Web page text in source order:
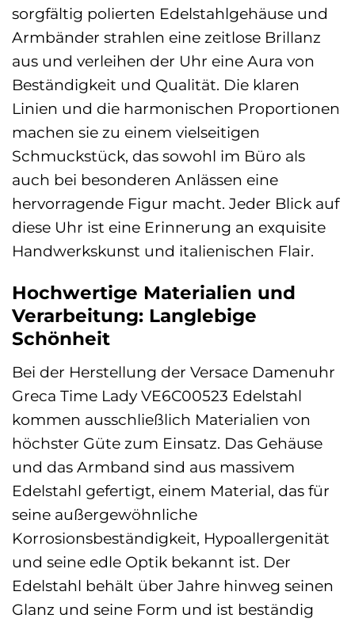
sorgfältig polierten Edelstahlgehäuse und
Armbänder strahlen eine zeitlose Brillanz
aus und verleihen der Uhr eine Aura von
Beständigkeit und Qualität. Die klaren
Linien und die harmonischen Proportionen
machen sie zu einem vielseitigen
Schmuckstück, das sowohl im Büro als
auch bei besonderen Anlässen eine
hervorragende Figur macht. Jeder Blick auf
diese Uhr ist eine Erinnerung an exquisite
Handwerkskunst und italienischen Flair.
Hochwertige Materialien und
Verarbeitung: Langlebige
Schönheit
Bei der Herstellung der Versace Damenuhr
Greca Time Lady VE6C00523 Edelstahl
kommen ausschließlich Materialien von
höchster Güte zum Einsatz. Das Gehäuse
und das Armband sind aus massivem
Edelstahl gefertigt, einem Material, das für
seine außergewöhnliche
Korrosionsbeständigkeit, Hypoallergenität
und seine edle Optik bekannt ist. Der
Edelstahl behält über Jahre hinweg seinen
Glanz und seine Form und ist beständig